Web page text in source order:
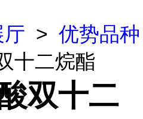
厅 > 优势品种
十二烷酯
双十二